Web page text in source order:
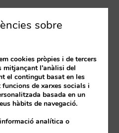
sobre
cookies pròpies i de tercers
mitjançant l'anàlisi del
el contingut basat en les
de xarxes socials i
basada en un
hàbits de navegació.
analítica o